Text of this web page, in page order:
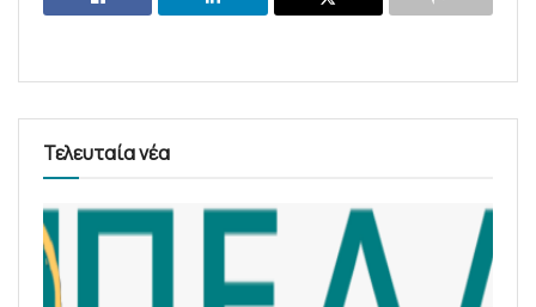
Τελευταία νέα